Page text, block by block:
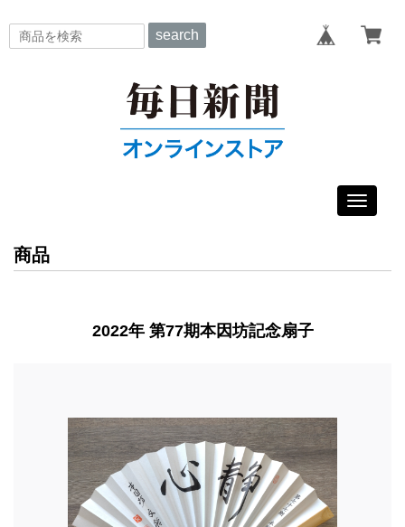
search
Toggle
商品
2022年 第77期本因坊記念扇子